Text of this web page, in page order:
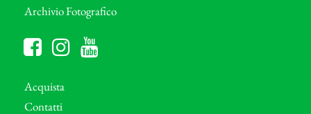
Archivio Fotografico
Acquista
Contatti